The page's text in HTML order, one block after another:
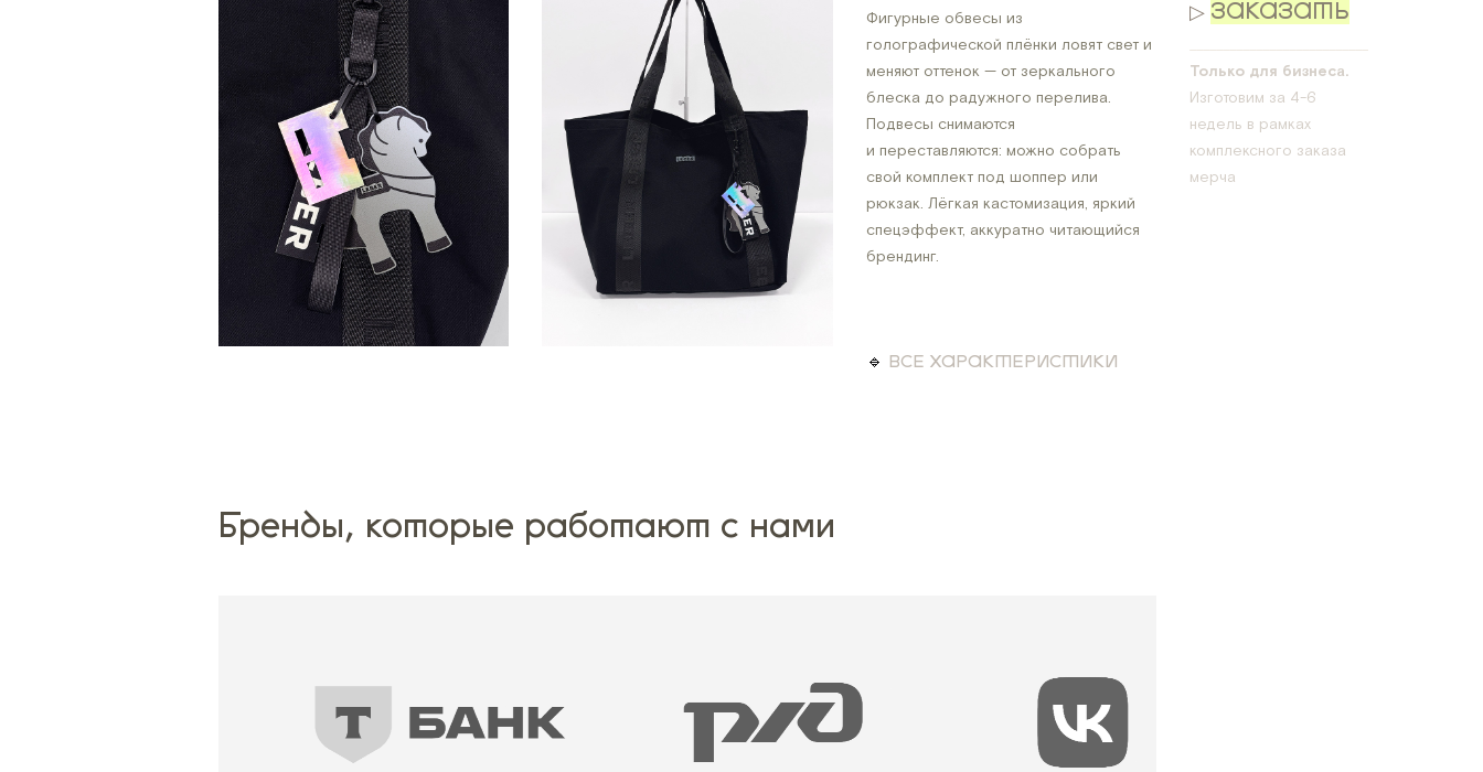
Фигурные обвесы из
голографической плёнки ловят свет и
меняют оттенок — от зеркального
блеска до радужного перелива.
Подвесы снимаются
и переставляются: можно собрать
свой комплект под шоппер или
рюкзак. Лёгкая кастомизация, яркий
спецэффект, аккуратно читающийся
брендинг.
🔹 ВСЕ ХАРАКТЕРИСТИКИ
▷ ЗАКАЗАТЬ
Только для бизнеса.
Изготовим за 4-6
недель в рамках
комплексного заказа
мерча
Бренды, которые работают с нами